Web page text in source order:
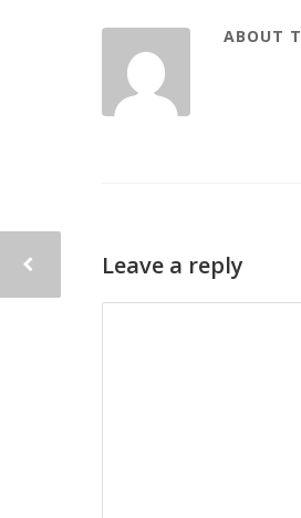
ABOUT
Leave a reply